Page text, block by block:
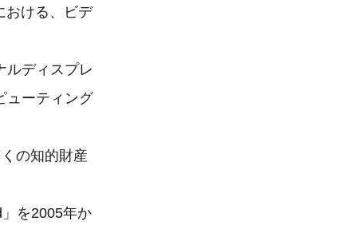
おける、ビデ
ルディスプレ
ューティング
の知的財産
を2005年か